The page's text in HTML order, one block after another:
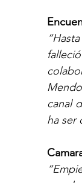
canal
ha ser